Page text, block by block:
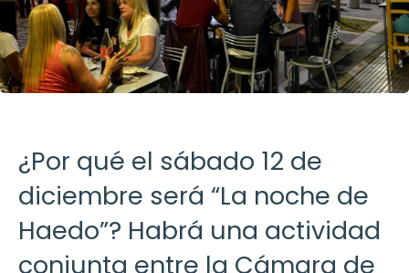
¿Por qué el sábado 12 de
diciembre será “La noche de
Haedo”? Habrá una actividad
conjunta entre la Cámara de